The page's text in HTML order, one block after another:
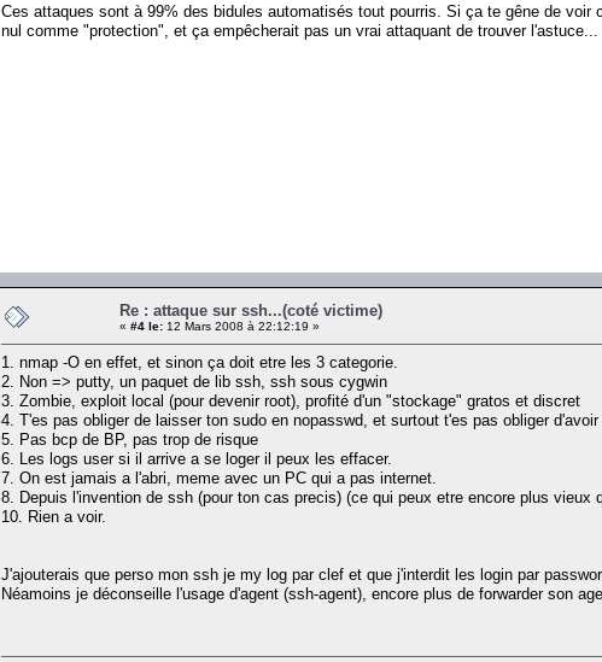
Ces attaques sont à 99% des bidules automatisés tout pourris. Si ça te gêne de
nul comme "protection", et ça empêcherait pas un vrai attaquant de trouver
Re : attaque sur ssh...(coté victime)
« #4 le: 12 Mars 2008 à 22:12:19 »
1. nmap -O en effet, et sinon ça doit etre les 3 categorie.
2. Non => putty, un paquet de lib ssh, ssh sous cygwin
3. Zombie, exploit local (pour devenir root), profité d'un "stockage" gratos et discret
4. T'es pas obliger de laisser ton sudo en nopasswd, et surtout t'es pas obliger
5. Pas bcp de BP, pas trop de risque
6. Les logs user si il arrive a se loger il peux les effacer.
7. On est jamais a l'abri, meme avec un PC qui a pas internet.
8. Depuis l'invention de ssh (pour ton cas precis) (ce qui peux etre encore plus vieux
10. Rien a voir.
J'ajouterais que perso mon ssh je my log par clef et que j'interdit les login par
Néamoins je déconseille l'usage d'agent (ssh-agent), encore plus de forwarder son